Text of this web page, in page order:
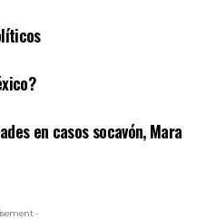
en casos socavón, Mara
-